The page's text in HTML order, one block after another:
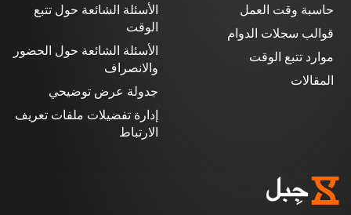
حاسبة وقت العمل
قوالب سجلات الدوام
موارد تتبع الوقت
المقالات
الأسئلة الشائعة حول تتبع
الوقت
الأسئلة الشائعة حول الحضور
والانصراف
جدولة عرض توضيحي
إدارة تفضيلات ملفات تعريف
الارتباط